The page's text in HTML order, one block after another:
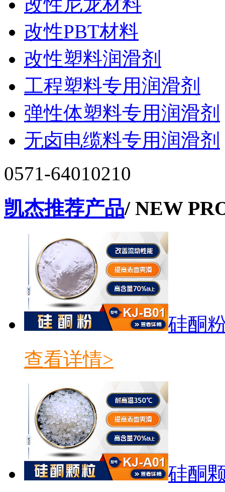
改性尼龙材料
改性PBT材料
改性塑料润滑剂
工程塑料专用润滑剂
弹性体塑料专用润滑剂
无卤电缆料专用润滑剂
0571-64010210
凯杰推荐产品/ NEW
硅酮
查看详情>
硅酮